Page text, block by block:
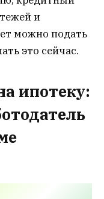
и
можно подать
это сейчас.
ипотеку: